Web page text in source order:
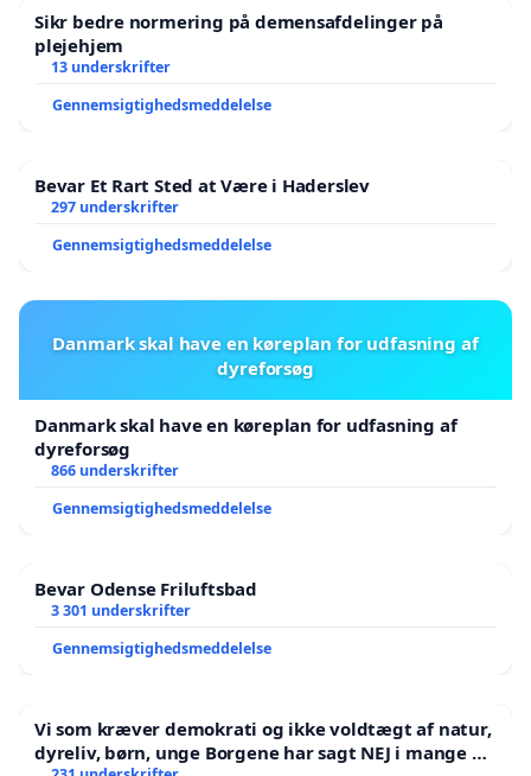
Sikr bedre normering på demensafdelinger på
plejehjem
13 underskrifter
Gennemsigtighedsmeddelelse
Bevar Et Rart Sted at Være i Haderslev
297 underskrifter
Gennemsigtighedsmeddelelse
Danmark skal have en køreplan for udfasning af
dyreforsøg
Danmark skal have en køreplan for udfasning af
dyreforsøg
866 underskrifter
Gennemsigtighedsmeddelelse
Bevar Odense Friluftsbad
3 301 underskrifter
Gennemsigtighedsmeddelelse
Vi som kræver demokrati og ikke voldtægt af natur,
dyreliv, børn, unge Borgene har sagt NEJ i mange år.